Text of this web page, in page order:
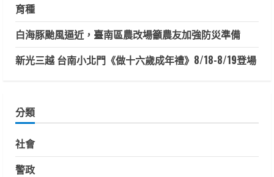
育種
白海豚颱風逼近，臺南區農改場籲農友加強防災準備
新光三越 台南小北門《做十六歲成年禮》8/18-8/19登場
分類
社會
警政